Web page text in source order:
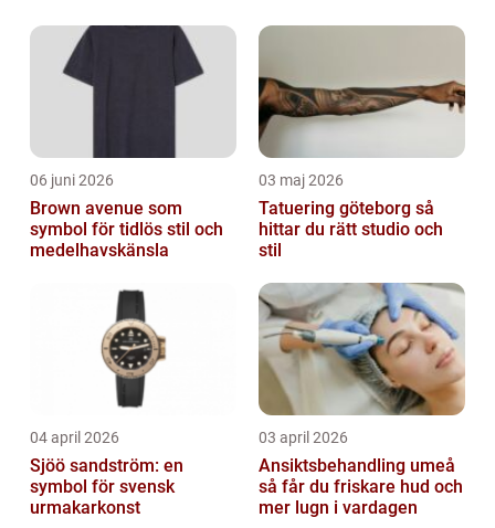
denna artikel kommer vi att gå ...
06 juni 2026
Brown avenue som
symbol för tidlös stil och
medelhavskänsla
03 maj 2026
Tatuering göteborg så
hittar du rätt studio och
stil
04 april 2026
Sjöö sandström: en
symbol för svensk
urmakarkonst
03 april 2026
Ansiktsbehandling umeå
så får du friskare hud och
mer lugn i vardagen